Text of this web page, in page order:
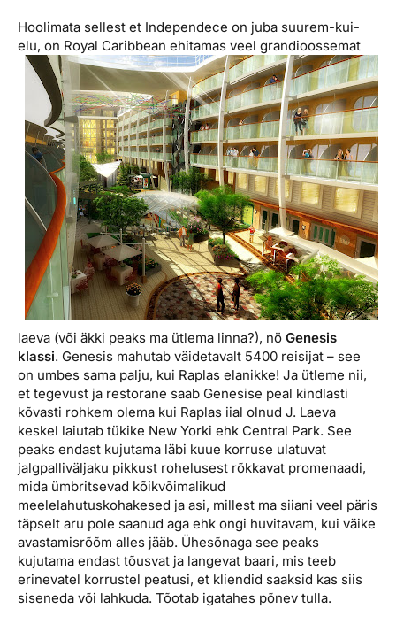
Hoolimata sellest et Independece on juba suurem-kui-
elu, on Royal Caribbean ehitamas veel grandioossemat
laeva (või äkki peaks ma ütlema linna?), nö Genesis
klassi. Genesis mahutab väidetavalt 5400 reisijat – see
on umbes sama palju, kui Raplas elanikke! Ja ütleme nii,
et tegevust ja restorane saab Genesise peal kindlasti
kõvasti rohkem olema kui Raplas iial olnud J. Laeva
keskel laiutab tükike New Yorki ehk Central Park. See
peaks endast kujutama läbi kuue korruse ulatuvat
jalgpalliväljaku pikkust rohelusest rõkkavat promenaadi,
mida ümbritsevad kõikvõimalikud
meelelahutuskohakesed ja asi, millest ma siiani veel päris
täpselt aru pole saanud aga ehk ongi huvitavam, kui väike
avastamisrõõm alles jääb. Ühesõnaga see peaks
kujutama endast tõusvat ja langevat baari, mis teeb
erinevatel korrustel peatusi, et kliendid saaksid kas siis
siseneda või lahkuda. Tõotab igatahes põnev tulla.